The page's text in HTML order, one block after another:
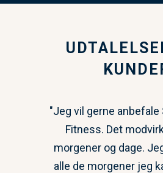
"Jeg vil gerne anbefale
Fitness. Det
morgener og dage.
alle de morgener jeg